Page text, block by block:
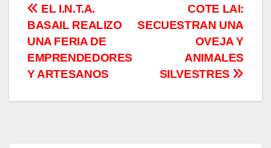
Navegación
de
entradas
COTE LAI:
SECUESTRAN UNA
OVEJA Y
ANIMALES
SILVESTRES
EL I.N.T.A.
BASAIL REALIZO
UNA FERIA DE
EMPRENDEDORES
Y ARTESANOS